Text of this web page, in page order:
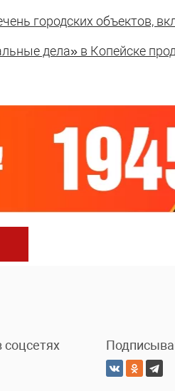
городских объектов,
дела» в Копейске